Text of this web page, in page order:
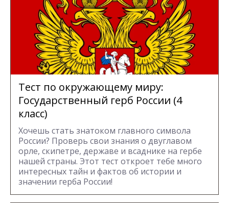
Тест по окружающему миру:
Государственный герб России (4
класс)
Хочешь стать знатоком главного символа
России? Проверь свои знания о двуглавом
орле, скипетре, державе и всаднике на гербе
нашей страны. Этот тест откроет тебе много
интересных тайн и фактов об истории и
значении герба России!